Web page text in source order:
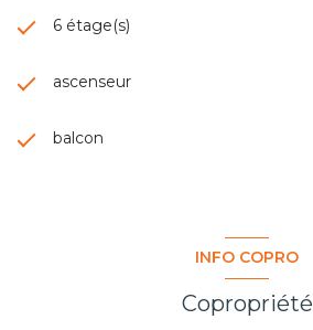
6 étage(s)
ascenseur
balcon
INFO COPRO
Copropriété